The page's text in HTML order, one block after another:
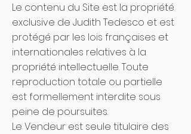
Le contenu du Site est la propriété
exclusive de Judith Tedesco et est
protégé par les lois françaises et
internationales relatives à la
propriété intellectuelle. Toute
reproduction totale ou partielle
est formellement interdite sous
peine de poursuites.
Le Vendeur est seule titulaire des